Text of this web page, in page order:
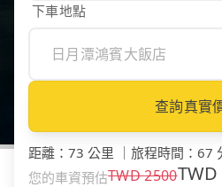
下車地點
查詢真實
距離 ： 73 公里 ｜ 旅程時間 ： 67
您的車資預估TWD2500TWD